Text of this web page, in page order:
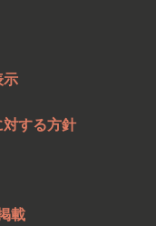
示
する方針
載